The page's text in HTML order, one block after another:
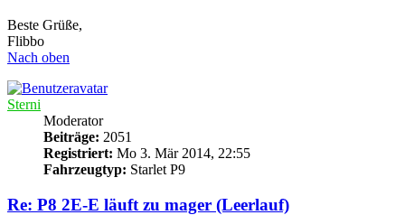
Beste Grüße,
Flibbo
Nach oben
Sterni
Moderator
Beiträge: 2051
Registriert: Mo 3. Mär 2014, 22:55
Fahrzeugtyp: Starlet P9
Re: P8 2E-E läuft zu mager (Leerlauf)